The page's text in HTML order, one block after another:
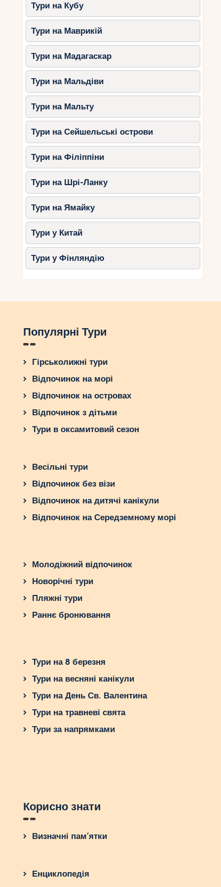
Тури на Кубу
Тури на Маврикій
Тури на Мадагаскар
Тури на Мальдіви
Тури на Мальту
Тури на Сейшельські острови
Тури на Філіппіни
Тури на Шрі-Ланку
Тури на Ямайку
Тури у Китай
Тури у Фінляндію
Популярні Тури
Гірськолижні тури
Відпочинок на морі
Відпочинок на островах
Відпочинок з дітьми
Тури в оксамитовий сезон
Весільні тури
Відпочинок без візи
Відпочинок на дитячі канікули
Відпочинок на Середземному морі
Молодіжний відпочинок
Новорічні тури
Пляжні тури
Раннє бронювання
Тури на 8 березня
Тури на весняні канікули
Тури на День Св. Валентина
Тури на травневі свята
Тури за напрямками
Корисно знати
Визначні пам’ятки
Енциклопедія